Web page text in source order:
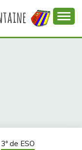
3º de ESO